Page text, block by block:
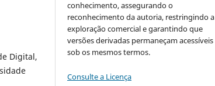
Digital,
conhecimento, assegurando o
reconhecimento da autoria, restringindo a
exploração comercial e garantindo que
versões derivadas permaneçam acessíveis
sob os mesmos termos.
Consulte a Licença